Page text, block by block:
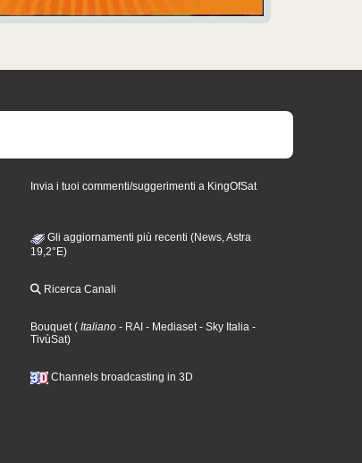
Invia i tuoi commenti/suggerimenti a KingOfSat
Gli aggiornamenti più recenti (News, Astra
19,2°E)
Ricerca Canali
Bouquet( Italiano - RAI - Mediaset- Sky Italia -
TivùSat)
Channels broadcasting in 3D